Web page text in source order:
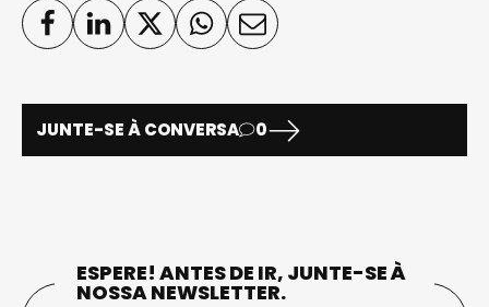
JUNTE-SE À CONVERSA 0
ESPERE! ANTES DE IR, JUNTE-SE À
NOSSA NEWSLETTER.